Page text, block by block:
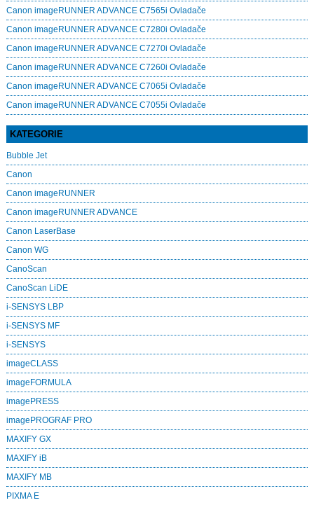
Canon imageRUNNER ADVANCE C7565i Ovladače
Canon imageRUNNER ADVANCE C7280i Ovladače
Canon imageRUNNER ADVANCE C7270i Ovladače
Canon imageRUNNER ADVANCE C7260i Ovladače
Canon imageRUNNER ADVANCE C7065i Ovladače
Canon imageRUNNER ADVANCE C7055i Ovladače
KATEGORIE
Bubble Jet
Canon
Canon imageRUNNER
Canon imageRUNNER ADVANCE
Canon LaserBase
Canon WG
CanoScan
CanoScan LiDE
i-SENSYS LBP
i-SENSYS MF
i‑SENSYS
imageCLASS
imageFORMULA
imagePRESS
imagePROGRAF PRO
MAXIFY GX
MAXIFY iB
MAXIFY MB
PIXMA E